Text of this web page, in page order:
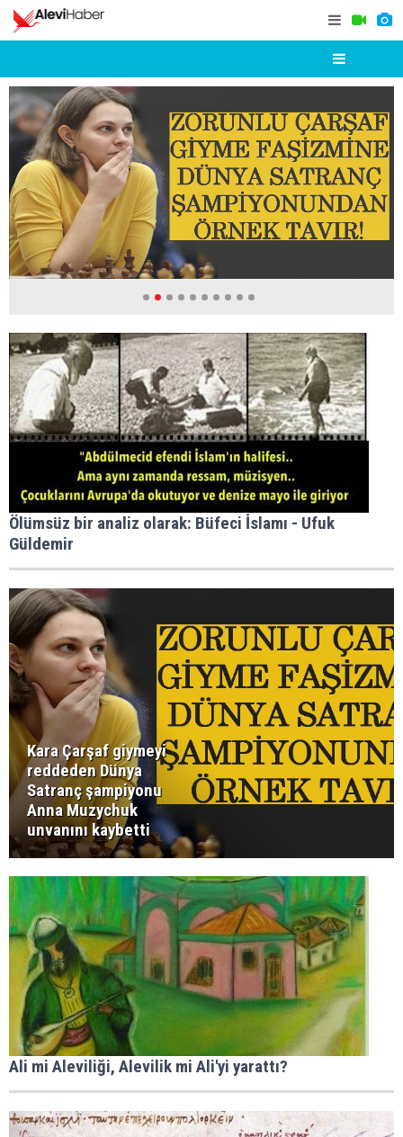
Ölümsüz bir analiz olarak: Büfeci İslamı - Ufuk
Güldemir
Kara Çarşaf giymeyi
reddeden Dünya
Satranç şampiyonu
Anna Muzychuk
unvanını kaybetti
Ali mi Aleviliği, Alevilik mi Ali'yi yarattı?